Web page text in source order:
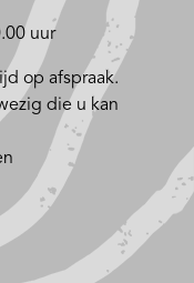
uur
op afspraak.
die u kan